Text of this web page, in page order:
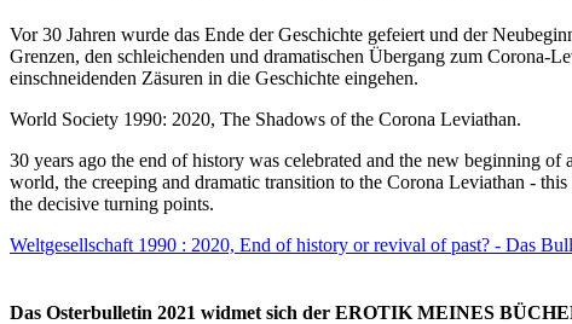
Vor 30 Jahren wurde das Ende der Geschichte gefeiert und der
Grenzen, den schleichenden und dramatischen Übergang zum
einschneidenden Zäsuren in die Geschichte eingehen.
World Society 1990: 2020, The Shadows of the Corona Leviathan.
30 years ago the end of history was celebrated and the new beginning
world, the creeping and dramatic transition to the Corona Leviathan -
the decisive turning points.
Weltgesellschaft 1990 : 2020, End of history or revival of past? - Das
Das Osterbulletin 2021 widmet sich der EROTIK MEINES